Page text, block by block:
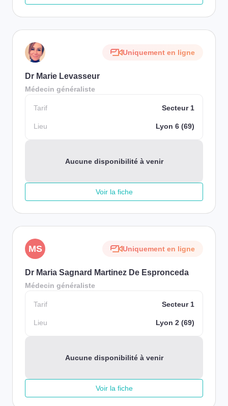
Uniquement en ligne
Dr Marie Levasseur
Médecin généraliste
Tarif Secteur 1
Lieu Lyon 6 (69)
Aucune disponibilité à venir
Voir la fiche
MS Uniquement en ligne
Dr Maria Sagnard Martinez De Espronceda
Médecin généraliste
Tarif Secteur 1
Lieu Lyon 2 (69)
Aucune disponibilité à venir
Voir la fiche